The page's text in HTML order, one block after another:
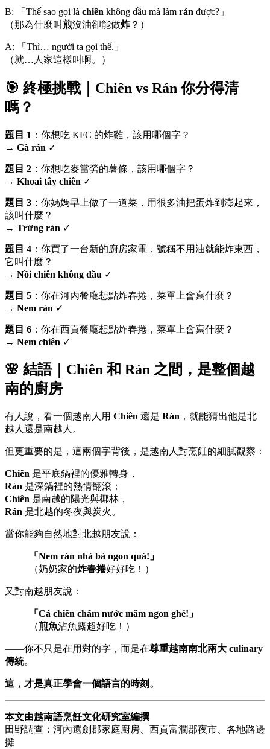
B: 「Thế sao gọi là chiên không dầu mà làm rán được?」
（那為什麼叫煎沒油卻能做炸？）
A: 「Thì… người ta gọi thế.」
（就…人家這樣叫啊。）
🎯 終極挑戰｜Chiên vs Rán 你分得清
嗎？
題目 1 ：你想吃 KFC 的炸雞，該用哪個字？
→ Gà rán ✓
題目 2 ：你想吃麥當勞的薯條，該用哪個字？
→ Khoai tây chiên ✓
題目 3 ：你媽媽早上做了一道菜，用很多油把蛋炸到澎起來，
該叫什麼？
→ Trứng rán ✓
題目 4 ：你買了一台新的廚房家電，號稱不用油就能炸東西，
它叫什麼？
→ Nồi chiên không dầu ✓
題目 5 ：你在河內餐廳想點炸春捲，菜單上會寫什麼？
→ Nem rán ✓
題目 6 ：你在西貢餐廳想點炸春捲，菜單上會寫什麼？
→ Nem chiên ✓
🌸 結語｜Chiên 和 Rán 之間，是整個越
南的廚房
有人說，看一個越南人用 Chiên 還是 Rán ，就能猜出他是北
越人還是南越人。
但更重要的是，這兩個字背後，是越南人對烹飪的細膩觀察：
Chiên 是平底鍋裡的優雅轉身，
Rán 是深鍋裡的熱情翻滾；
Chiên 是南越的陽光與椰林，
Rán 是北越的冬夜與炭火。
當你能夠自然地對北越朋友說：
「Nem rán nhà bà ngon quá!」
（奶奶家的炸春捲好好吃！）
又對南越朋友說：
「Cá chiên chấm nước mắm ngon ghê!」
（煎魚沾魚露超好吃！）
——你不只是在用對的字，而是在尊重越南南北兩大 culinary
傳統。
這，才是真正學會一個語言的時刻。
本文由越南語烹飪文化研究室編撰
田野調查：河內還劍郡家庭廚房、西貢富潤郡夜市、各地路邊
攤